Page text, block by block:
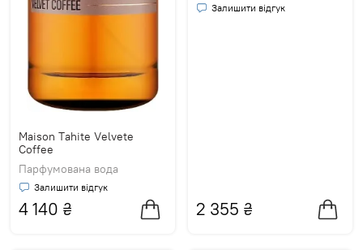
Maison Tahite Velvete
Coffee
Парфумована вода
Залишити відгук
4 140 ₴
Залишити відгук
2 355 ₴